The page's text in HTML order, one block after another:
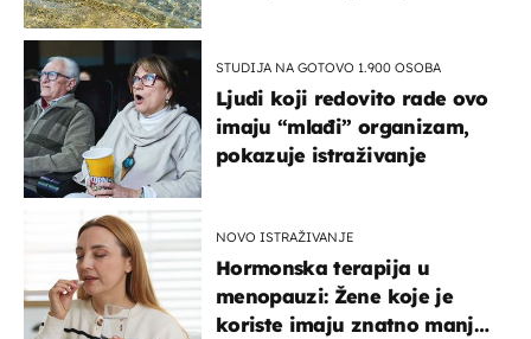
STUDIJA NA GOTOVO 1.900 OSOBA
Ljudi koji redovito rade ovo
imaju “mlađi” organizam,
pokazuje istraživanje
NOVO ISTRAŽIVANJE
Hormonska terapija u
menopauzi: Žene koje je
koriste imaju znatno manji